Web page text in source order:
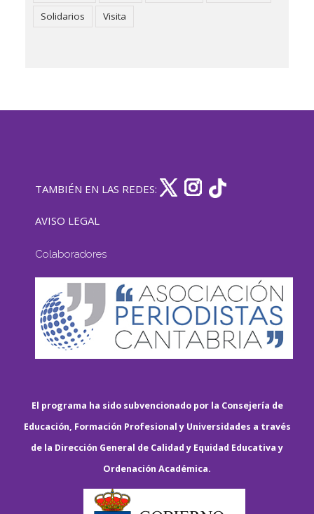
Solidarios
Visita
TAMBIÉN EN LAS REDES:
AVISO LEGAL
Colaboradores
El programa ha sido subvencionado por la Consejería de
Educación, Formación Profesional y Universidades a través
de la Dirección General de Calidad y Equidad Educativa y
Ordenación Académica.